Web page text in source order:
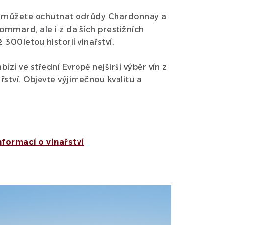
ochutnat odrůdy Chardonnay a
ale i z dalších prestižních
300letou historií vinařství.
ve střední Evropě nejširší výběr vín z
Objevte výjimečnou kvalitu a
o vinařství